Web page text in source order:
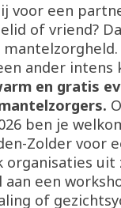
voor een
of vriend?
ander intens
en gratis
ben je
Zolder voor
organisaties uit
een
of